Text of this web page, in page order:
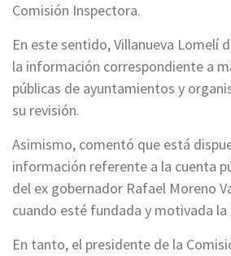
Comisión Inspectora.
En este sentido, Villanueva Lomelí
la información correspondiente a
públicas de ayuntamientos y
su revisión.
Asimismo, comentó que está
información referente a la cuenta
del ex gobernador Rafael Moreno
cuando esté fundada y motivada la
En tanto, el presidente de la